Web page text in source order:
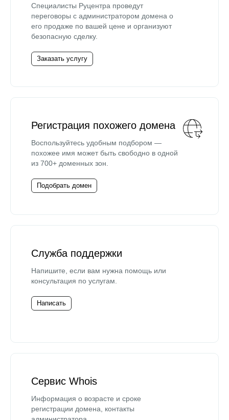
Специалисты Руцентра проведут
переговоры с администратором домена о
его продаже по вашей цене и организуют
безопасную сделку.
Заказать услугу
Регистрация похожего домена
Воспользуйтесь удобным подбором —
похожее имя может быть свободно в одной
из 700+ доменных зон.
Подобрать домен
Служба поддержки
Напишите, если вам нужна помощь или
консультация по услугам.
Написать
Сервис Whois
Информация о возрасте и сроке
регистрации домена, контакты